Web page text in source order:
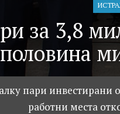
за 3,8
половина
пари инвестирани
работни места